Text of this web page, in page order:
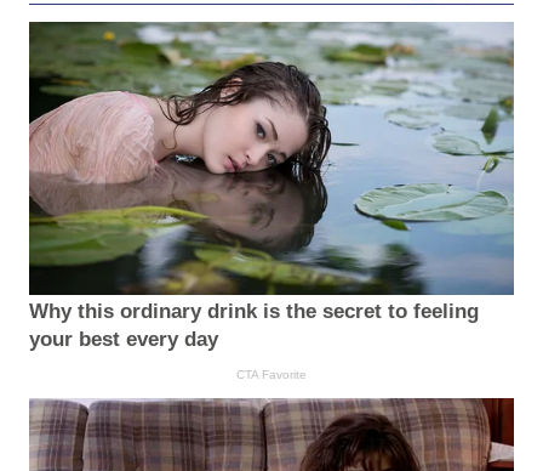
Why this ordinary drink is the secret to feeling
your best every day
CTA Favorite